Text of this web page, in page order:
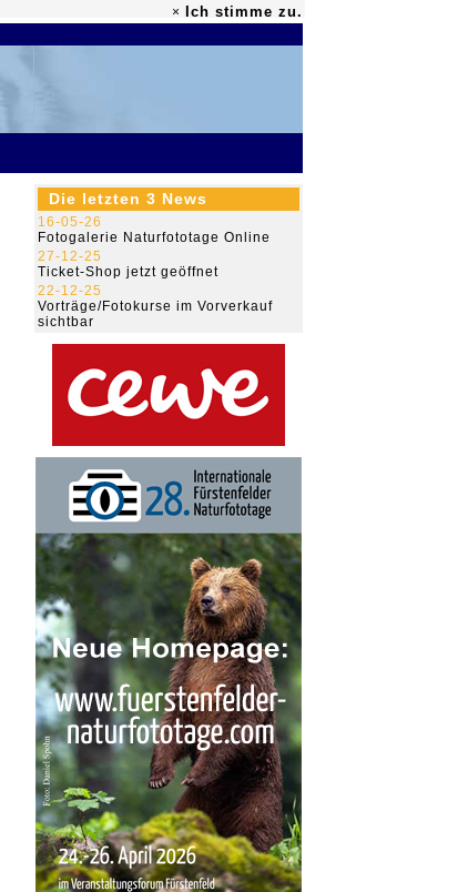
× Ich stimme zu.
Die letzten 3 News
16-05-26
Fotogalerie Naturfototage Online
27-12-25
Ticket-Shop jetzt geöffnet
22-12-25
Vorträge/Fotokurse im Vorverkauf
sichtbar